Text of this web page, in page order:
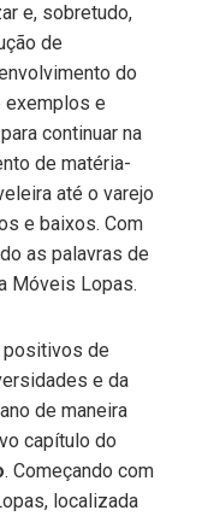
e, sobretudo,
de
do
exemplos e
continuar na
de matéria-
até o varejo
e baixos. Com
as palavras de
Móveis Lopas.
positivos de
e da
de maneira
capítulo do
. Começando com
localizada